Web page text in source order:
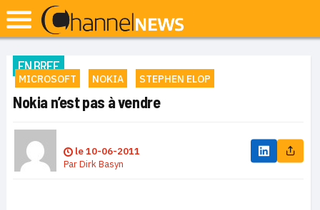
EN BREF
MICROSOFT NOKIA STEPHEN ELOP
Nokia n’est pas à vendre
le10-06-2011
ParDirk Basyn